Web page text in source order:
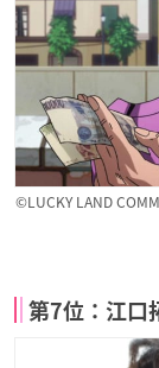
©LUCKY LAND
第7位：江口